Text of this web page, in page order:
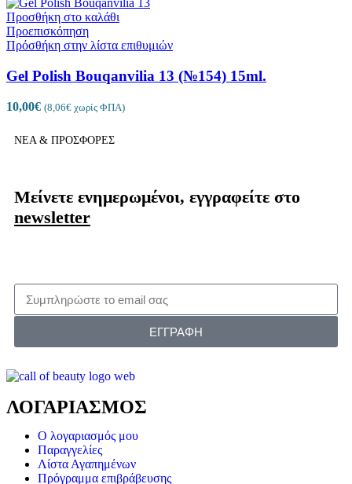
Προσθήκη στο καλάθι
Προεπισκόπηση
Πρόσθήκη στην λίστα επιθυμιών
Gel Polish Bouqanvilia 13 (№154) 15ml.
10,00€ (8,06€ χωρίς ΦΠΑ)
ΝΕΑ & ΠΡΟΣΦΟΡΕΣ
Μείνετε ενημερωμένοι, εγγραφείτε στο
newsletter
ΕΓΓΡΑΦΗ
ΛΟΓΑΡΙΑΣΜΟΣ
Ο λογαριασμός μου
Παραγγελίες
Λίστα Αγαπημένων
Πρόγραμμα επιβράβευσης